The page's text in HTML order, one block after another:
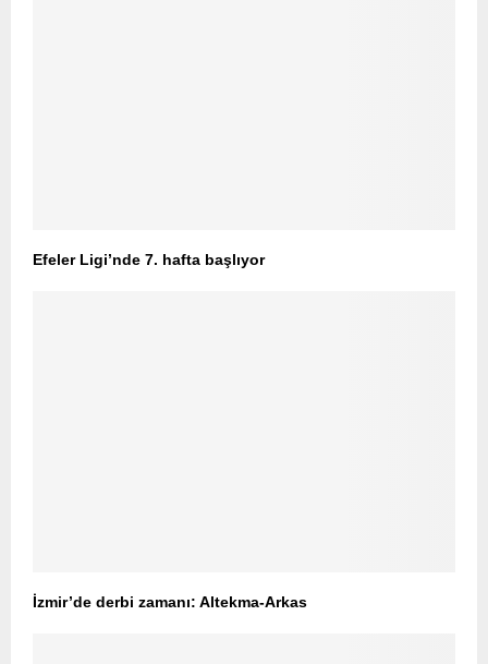
Efeler Ligi’nde 7. hafta başlıyor
İzmir’de derbi zamanı: Altekma-Arkas